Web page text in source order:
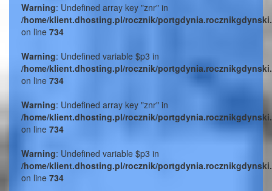
Warning: Undefined array key "znr" in
/home/klient.dhosting.pl/rocznik/
on line 734
Warning: Undefined variable $p3 in
/home/klient.dhosting.pl/rocznik/
on line 734
Warning: Undefined array key "znr" in
/home/klient.dhosting.pl/rocznik/
on line 734
Warning: Undefined variable $p3 in
/home/klient.dhosting.pl/rocznik/
on line 734